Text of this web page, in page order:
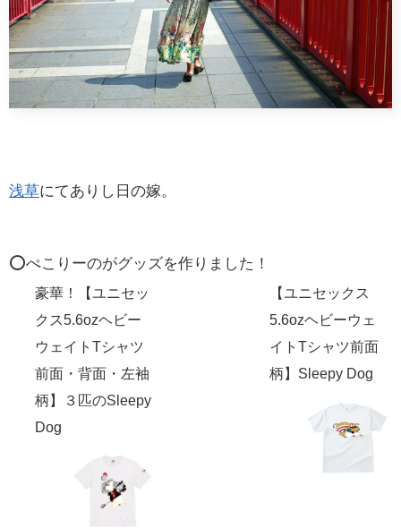
浅草にてありし日の嫁。
⭕️ぺこりーのがグッズを作りました！
豪華！【ユニセッ
クス5.6ozヘビー
ウェイトTシャツ
前面・背面・左袖
柄】３匹のSleepy
Dog
【ユニセックス
5.6ozヘビーウェ
イトTシャツ前面
柄】Sleepy Dog